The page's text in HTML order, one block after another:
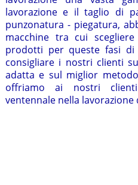
lavorazione e il taglio di
punzonatura - piegatura,
macchine tra cui
prodotti per queste fasi di
consigliare i nostri clienti
adatta e sul miglior
offriamo ai nostri
ventennale nella